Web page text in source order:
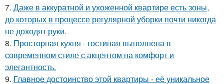
7. Даже в аккуратной и ухоженной квартире есть зоны,
до которых в процессе регулярной уборки почти никогда
не доходят руки.
8. Просторная кухня - гостиная выполнена в
современном стиле с акцентом на комфорт и
элегантность.
9. Главное достоинство этой квартиры - её уникальное